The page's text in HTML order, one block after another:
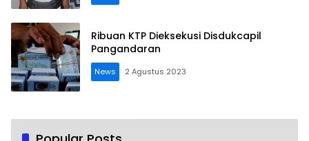
Ribuan KTP Dieksekusi Disdukcapil
Pangandaran
News 2 Agustus 2023